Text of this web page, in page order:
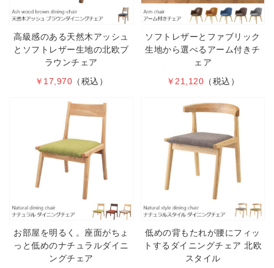
高級感のある天然木アッシュ
とソフトレザー生地の北欧ブ
ラウンチェア
￥17,970 （税込）
ソフトレザーとファブリック
生地から選べるアーム付きチ
ェア
￥21,120 （税込）
お部屋を明るく。座面がちょ
っと低めのナチュラルダイニ
ングチェア
低めの背もたれが腰にフィッ
トするダイニングチェア 北欧
スタイル